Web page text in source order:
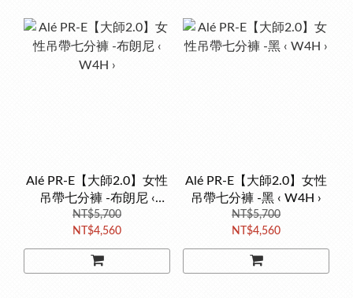
Alé PR-E【大師2.0】女性
吊帶七分褲 -布朗尼 ‹
W4H ›
NT$5,700
NT$4,560
Alé PR-E【大師2.0】女性
吊帶七分褲 -黑 ‹ W4H ›
NT$5,700
NT$4,560